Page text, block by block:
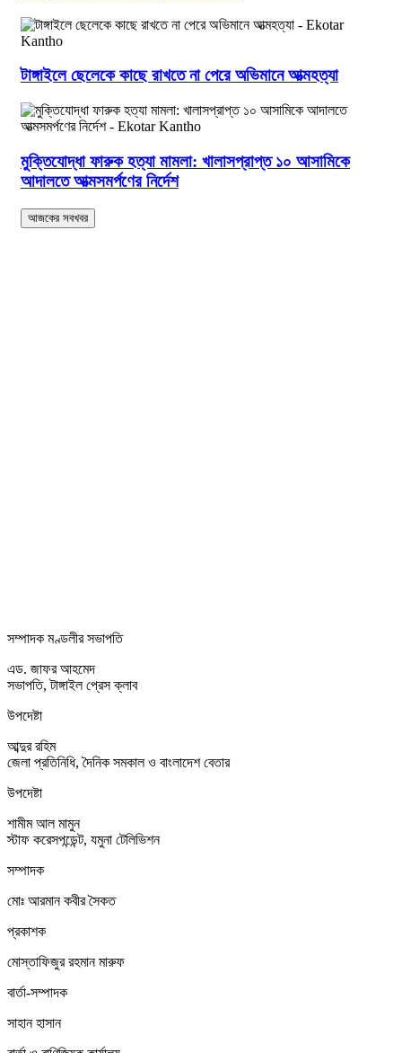
টাঙ্গাইলে ছেলেকে কাছে রাখতে না পেরে অভিমানে আত্মহত্যা
মুক্তিযোদ্ধা ফারুক হত্যা মামলা: খালাসপ্রাপ্ত ১০ আসামিকে
আদালতে আত্মসমর্পণের নির্দেশ
সম্পাদক মণ্ডলীর সভাপতি
এড. জাফর আহমেদ
সভাপতি, টাঙ্গাইল প্রেস ক্লাব
উপদেষ্টা
আব্দুর রহিম
জেলা প্রতিনিধি, দৈনিক সমকাল ও বাংলাদেশ বেতার
উপদেষ্টা
শামীম আল মামুন
স্টাফ করেসপন্ডেন্ট, যমুনা টেলিভিশন
সম্পাদক
মোঃ আরমান কবীর সৈকত
প্রকাশক
মোস্তাফিজুর রহমান মারুফ
বার্তা-সম্পাদক
সাহান হাসান